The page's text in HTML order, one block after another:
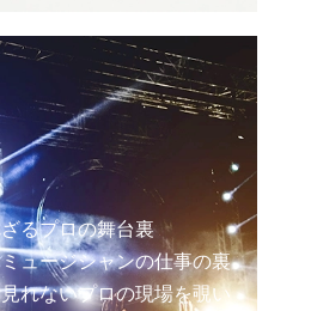
るプロの舞台裏
ュージシャンの仕事の裏
れないプロの現場を覗い